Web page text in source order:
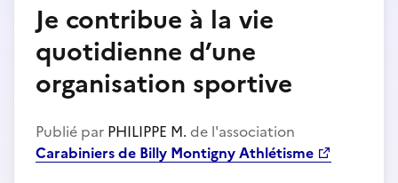
Je contribue à la vie
quotidienne d’une
organisation sportive
Publié par PHILIPPE M. de l'association
Carabiniers de Billy Montigny Athlétisme